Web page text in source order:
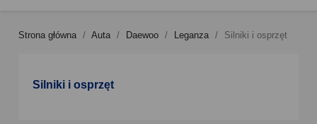
Strona główna Auta Daewoo Leganza Silniki i osprzęt
Silniki i osprzęt